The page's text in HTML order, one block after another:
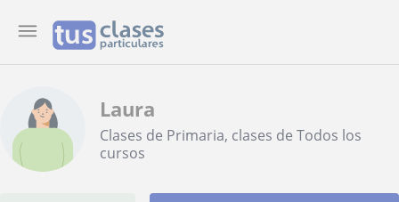
Laura
Clases de Primaria, clases de Todos los
cursos